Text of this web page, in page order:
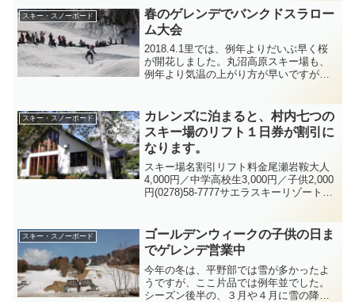
ット大人￥3,000子供￥2,000ウェアもレ
ンタル￥2...
スキー・スノーボード
春のゲレンデでバンクドスラロー
ム大会
2018.4.1里では、例年よりだいぶ早く桜
が開花しました。丸沼高原スキー場も、
例年より気温の上がり方が早いですが、
いゴールドコース連絡路を除いて、まだ
まだ春のゲレ...
スキー・スノーボード
カレンズに泊まると、村内七つの
スキー場のリフト１日券が割引に
なります。
スキー場名割引リフト料金尾瀬岩鞍大人
4,000円／中学高校生3,000円／子供2,000
円(0278)58-7777サエラスキーリゾート平
子...
スキー・スノーボード
ゴールデンウィークの子供の日ま
でゲレンデ営業中
今年の冬は、平野部では雪が多かったよ
うですが、ここ片品では例年並でした。
シーズン後半の、３月や４月に雪の降る